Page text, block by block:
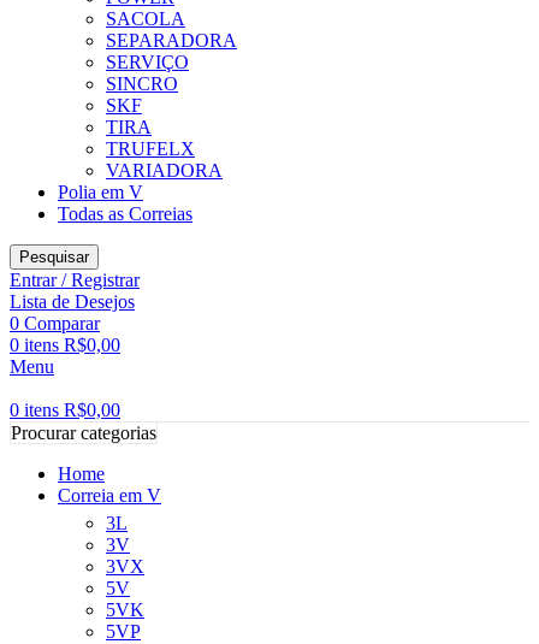
SACOLA
SEPARADORA
SERVIÇO
SINCRO
SKF
TIRA
TRUFELX
VARIADORA
Polia em V
Todas as Correias
Pesquisar
Entrar / Registrar
Lista de Desejos
0 Comparar
0 itens R$0,00
Menu
0 itens R$0,00
Procurar categorias
Home
Correia em V
3L
3V
3VX
5V
5VK
5VP